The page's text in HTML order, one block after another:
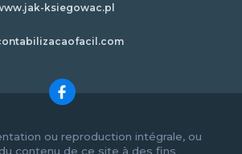
ksiegowac.pl
ou reproduction intégrale, ou
contenu de ce site à des fins